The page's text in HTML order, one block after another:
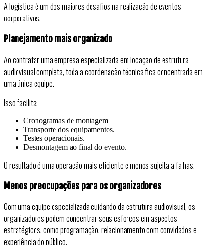
A logística é um dos maiores desafios na realização de eventos
corporativos.
Planejamento mais organizado
Ao contratar uma empresa especializada em locação de estrutura
audiovisual completa, toda a coordenação técnica fica concentrada em
uma única equipe.
Isso facilita:
Cronogramas de montagem.
Transporte dos equipamentos.
Testes operacionais.
Desmontagem ao final do evento.
O resultado é uma operação mais eficiente e menos sujeita a falhas.
Menos preocupações para os organizadores
Com uma equipe especializada cuidando da estrutura audiovisual, os
organizadores podem concentrar seus esforços em aspectos
estratégicos, como programação, relacionamento com convidados e
experiência do público.